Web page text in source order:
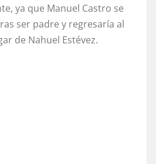
ya que Manuel Castro se
ser padre y regresaría al
de Nahuel Estévez.